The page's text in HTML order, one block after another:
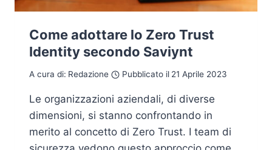
Come adottare lo Zero Trust
Identity secondo Saviynt
A cura di: Redazione Pubblicato il 21 Aprile 2023
Le organizzazioni aziendali, di diverse
dimensioni, si stanno confrontando in
merito al concetto di Zero Trust. I team di